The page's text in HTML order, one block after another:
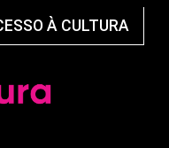
À CULTURA